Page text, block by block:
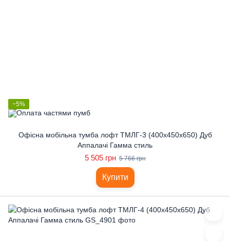
−5%
Офісна мобільна тумба лофт ТМЛГ-3 (400x450x650) Дуб
Аппалачі Гамма стиль
5 505 грн 5 766 грн
Купити